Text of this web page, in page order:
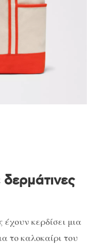
κερδίσει μια
το καλοκαίρι του